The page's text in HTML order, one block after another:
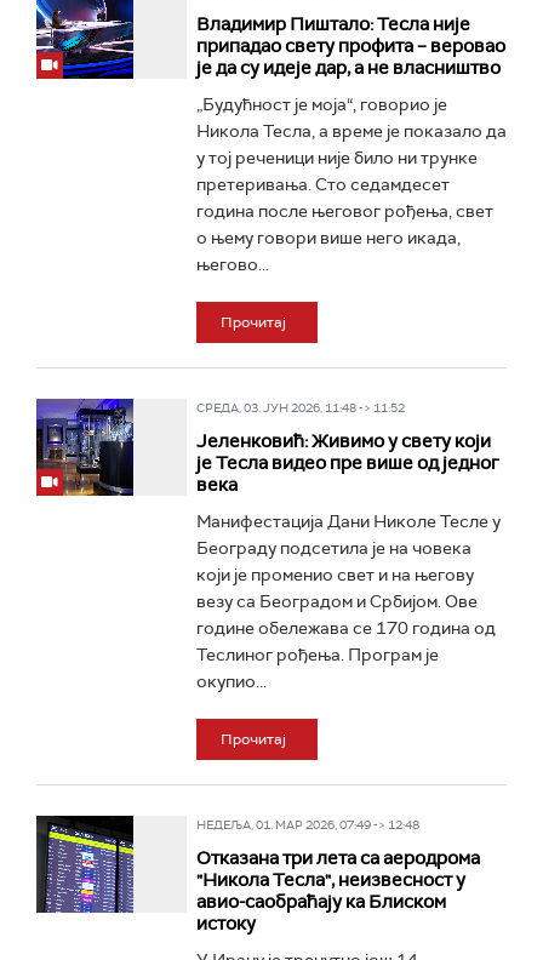
Владимир Пиштало: Тесла није
припадао свету профита – веровао
је да су идеје дар, а не власништво
„Будућност је моја“, говорио је
Никола Тесла, а време је показало да
у тој реченици није било ни трунке
претеривања. Сто седамдесет
година после његовог рођења, свет
о њему говори више него икада,
његово...
Прочитај
СРЕДА, 03. ЈУН 2026, 11:48 -> 11:52
Јеленковић: Живимо у свету који
је Тесла видео пре више од једног
века
Манифестација Дани Николе Тесле у
Београду подсетила је на човека
који је променио свет и на његову
везу са Београдом и Србијом. Ове
године обележава се 170 година од
Теслиног рођења. Програм је
окупио...
Прочитај
НЕДЕЉА, 01. МАР 2026, 07:49 -> 12:48
Отказана три лета са аеродрома
"Никола Тесла", неизвесност у
авио-саобраћају ка Блиском
истоку